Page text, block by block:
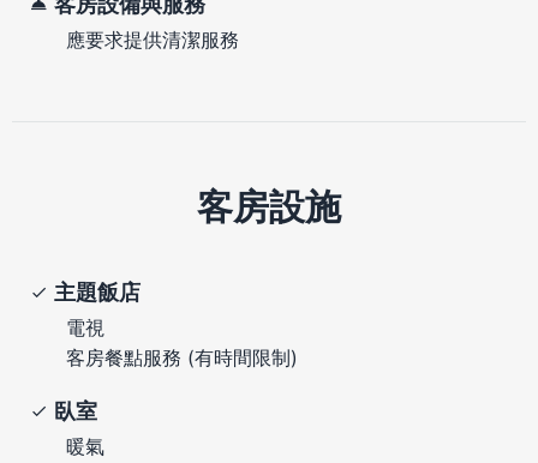
應要求提供清潔服務
客房設施
主題飯店
電視
客房餐點服務 (有時間限制)
臥室
暖氣